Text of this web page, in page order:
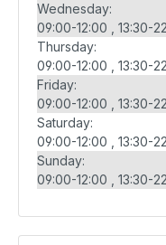
Wednesday:
09:00-12:00
13:30-
Thursday:
09:00-12:00
13:30-
Friday:
09:00-12:00
13:30-
Saturday:
09:00-12:00
13:30-
Sunday:
09:00-12:00
13:30-